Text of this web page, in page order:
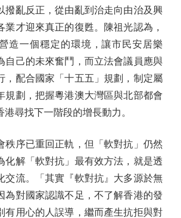
撥亂反正，從由亂到治走向由治及興
業才迎來真正的復甦。陳祖光認為，
造一個穩定的環境，讓市民安居樂
自己的未來奮鬥，而立法會議員應與
，配合國家「十五五」規劃，制定屬
規劃，把握粵港澳大灣區與北部都會
港尋找下一階段的增長動力。
序已重回正軌，但「軟對抗」仍然
化解「軟對抗」最有效方法，就是透
交流。「其實『軟對抗』大多源於無
為對國家認識不足，不了解香港的發
有用心的人誤導，繼而產生抗拒與對